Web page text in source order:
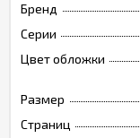
Бренд
Серии
Цвет обложки
Размер
Страниц